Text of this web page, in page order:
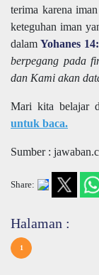
terima karena
keteguhan iman
dalamYohanes
berpegang pada
dan Kami akan
Mari kita belajar
untuk baca.
Sumber :
Share:
Halaman :
1